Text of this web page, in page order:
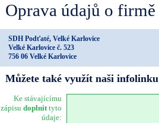
Oprava údajů o firmě
SDH Podťaté, Velké Karlovice
Velké Karlovice č. 523
756 06 Velké Karlovice
Můžete také využít naši infolinku
Ke stávajícímu
zápisu doplnittyto
údaje: